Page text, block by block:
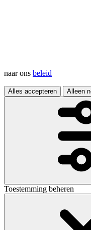
naar ons beleid
Alles accepteren Alleen
Toestemming beheren